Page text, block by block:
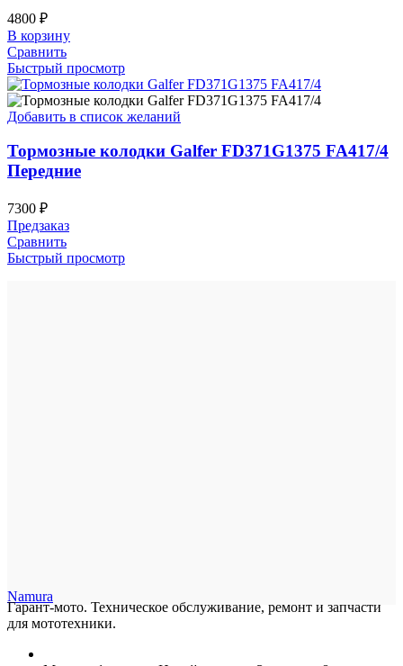
4800 ₽
В корзину
Сравнить
Быстрый просмотр
Добавить в список желаний
Тормозные колодки Galfer FD371G1375 FA417/4
Передние
7300 ₽
Предзаказ
Сравнить
Быстрый просмотр
Namura
Гарант-мото. Техническое обслуживание, ремонт и запчасти
для мототехники.